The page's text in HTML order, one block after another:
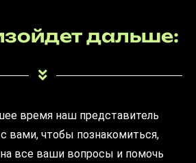
дальше:
время наш представитель
вами, чтобы познакомиться,
все ваши вопросы и помочь